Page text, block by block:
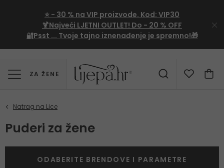
⭐ - 30 % na VIP proizvode. Kod: VIP30
🍹Najveći LJETNI OUTLET! Do - 20 % OFF
🔐Psst ... Tvoje tajno iznenađenje je spremno!🎁
ZA ŽENE
Puderi za žene
ODABERITE BRENDOVE I PARAMETRE